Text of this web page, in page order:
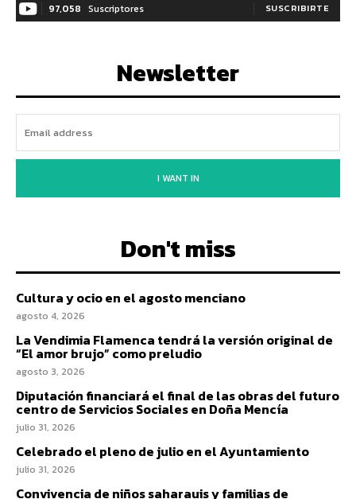
97,058 Suscriptores SUSCRIBIRTE
Newsletter
I WANT IN
Don't miss
Cultura y ocio en el agosto menciano
agosto 4, 2026
La Vendimia Flamenca tendrá la versión original de
“El amor brujo” como preludio
agosto 3, 2026
Diputación financiará el final de las obras del futuro
centro de Servicios Sociales en Doña Mencía
julio 31, 2026
Celebrado el pleno de julio en el Ayuntamiento
julio 31, 2026
Convivencia de niños saharauis y familias de